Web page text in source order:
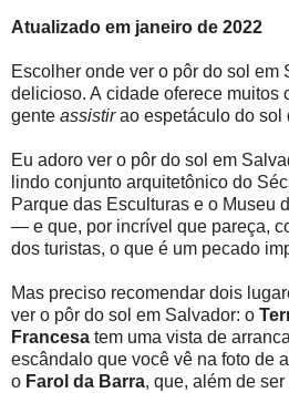
Atualizado em janeiro de 2022
Escolher onde ver o pôr do sol em
delicioso. A cidade oferece muitos
gente assistirao espetáculo do sol
Eu adoro ver o pôr do sol em
lindo conjunto arquitetônico do
Parque das Esculturas e o Museu
— e que, por incrível que pareça,
dos turistas, o que é um pecado
Mas preciso recomendar dois
ver o pôr do sol em Salvador: o
Francesa tem uma vista de
escândalo que você vê na foto de
o Farol da Barra, que, além de